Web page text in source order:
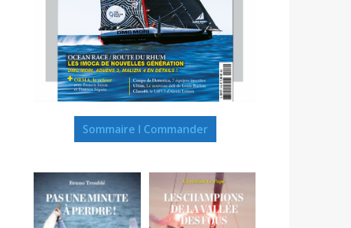
Sommaire I Commander